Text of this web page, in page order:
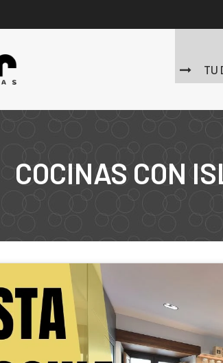
TU
COCINAS CON